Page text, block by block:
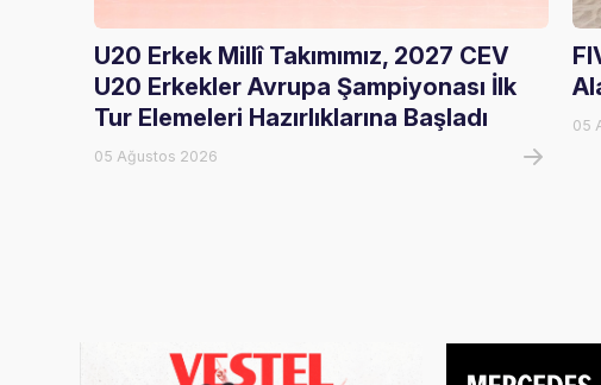
U20 Erkek Millî Takımımız, 2027 CEV
U20 Erkekler Avrupa Şampiyonası İlk
Tur Elemeleri Hazırlıklarına Başladı
05 Ağustos 2026
05